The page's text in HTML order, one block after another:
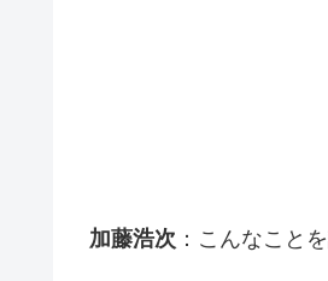
加藤浩次 ：こんなこと